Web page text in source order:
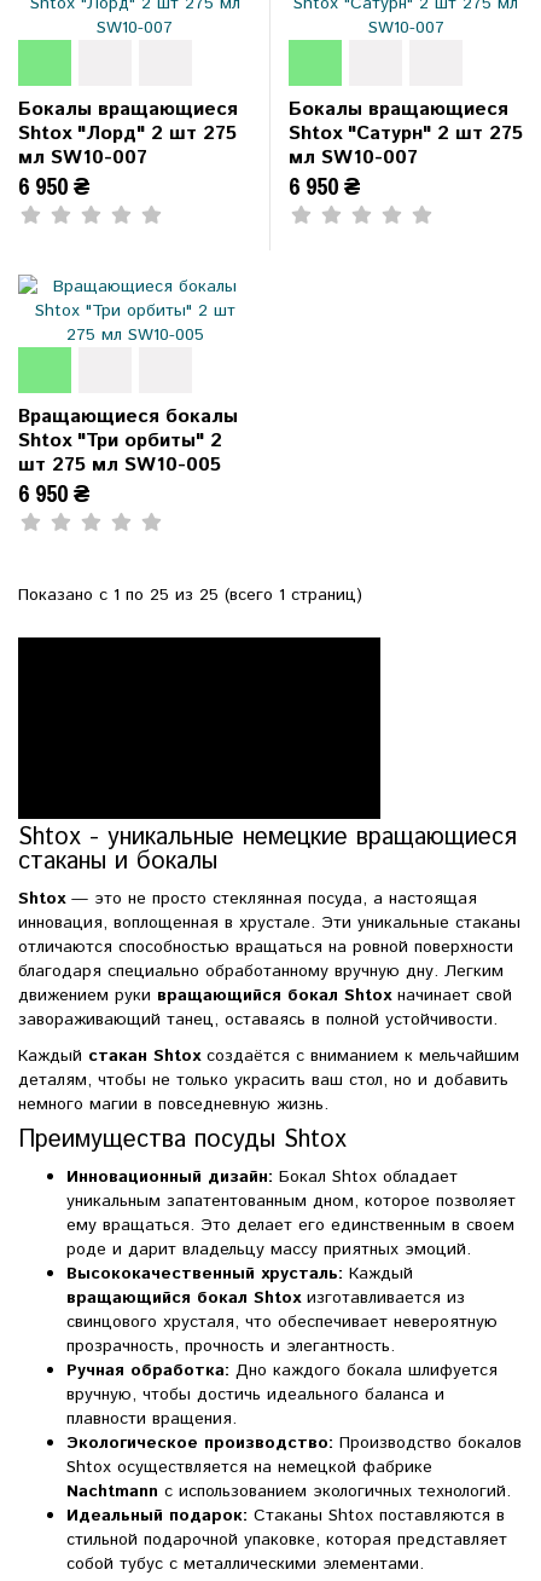
Бокалы вращающиеся
Shtox "Лорд" 2 шт 275
мл SW10-007
6 950 ₴
Бокалы вращающиеся
Shtox "Сатурн" 2 шт 275
мл SW10-007
6 950 ₴
Вращающиеся бокалы
Shtox "Три орбиты" 2
шт 275 мл SW10-005
6 950 ₴
Показано с 1 по 25 из 25 (всего 1 страниц)
Shtox - уникальные немецкие вращающиеся
стаканы и бокалы
Shtox— это не просто стеклянная посуда, а настоящая
инновация, воплощенная в хрустале. Эти уникальные стаканы
отличаются способностью вращаться на ровной поверхности
благодаря специально обработанному вручную дну. Легким
движением руки вращающийся бокал Shtoxначинает свой
завораживающий танец, оставаясь в полной устойчивости.
Каждый стакан Shtoxсоздаётся с вниманием к мельчайшим
деталям, чтобы не только украсить ваш стол, но и добавить
немного магии в повседневную жизнь.
Преимущества посуды Shtox
Инновационный дизайн: Бокал Shtox обладает
уникальным запатентованным дном, которое позволяет
ему вращаться. Это делает его единственным в своем
роде и дарит владельцу массу приятных эмоций.
Высококачественный хрусталь: Каждый
вращающийся бокал Shtoxизготавливается из
свинцового хрусталя, что обеспечивает невероятную
прозрачность, прочность и элегантность.
Ручная обработка: Дно каждого бокала шлифуется
вручную, чтобы достичь идеального баланса и
плавности вращения.
Экологическое производство: Производство бокалов
Shtox осуществляется на немецкой фабрике
Nachtmann с использованием экологичных технологий.
Идеальный подарок: Стаканы Shtox поставляются в
стильной подарочной упаковке, которая представляет
собой тубус с металлическими элементами.